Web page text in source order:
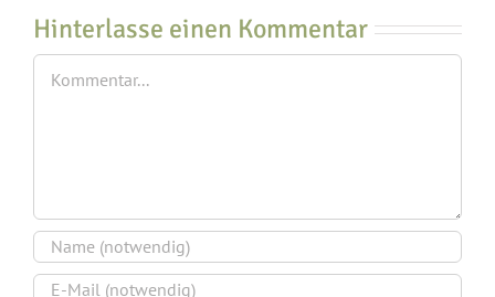
Hinterlasse einen Kommentar
Kommentar